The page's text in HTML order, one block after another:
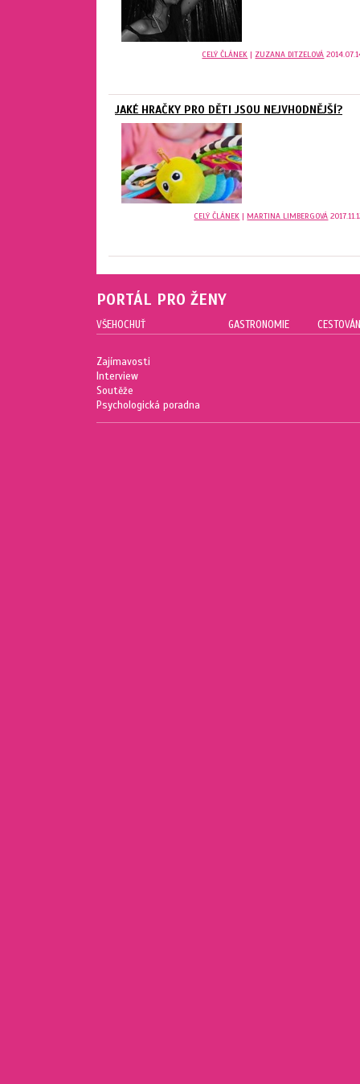
CELÝ ČLÁNEK | ZUZANA DITZELOVÁ
JAKÉ HRAČKY PRO DĚTI JSOU NEJVHODNĚJŠÍ?
CELÝ ČLÁNEK | MARTINA LIMBERGOVÁ
PORTÁL PRO ŽENY
VŠEHOCHUŤ
Zajímavosti
Interview
Soutěže
Psychologická poradna
GASTRONOMIE